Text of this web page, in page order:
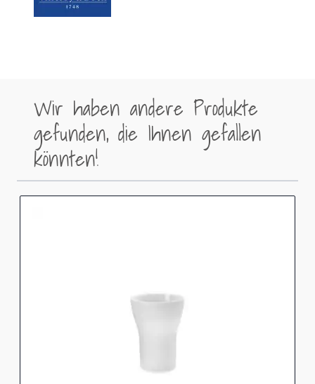
Wir haben andere Produkte
gefunden, die Ihnen gefallen
könnten!